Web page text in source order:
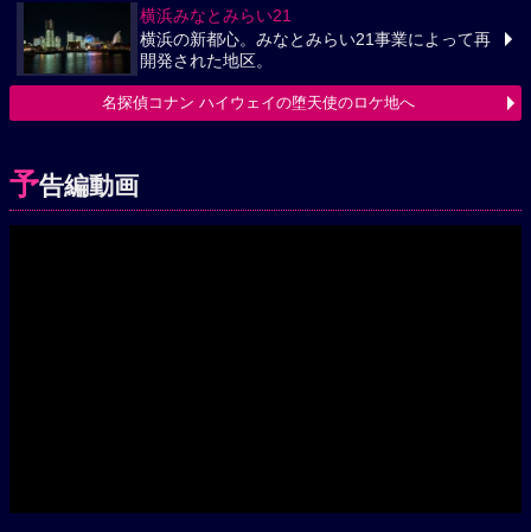
横浜みなとみらい21
横浜の新都心。みなとみらい21事業によって再
開発された地区。
名探偵コナン ハイウェイの堕天使のロケ地へ
予告編動画